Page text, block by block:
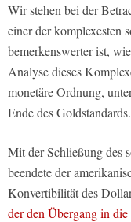
Wir stehen bei der
einer der komplexesten
bemerkenswerter ist,
Analyse dieses
monetäre Ordnung,
Ende des Goldstandards.
Mit der Schließung des
beendete der
Konvertibilität des
der den Übergang in